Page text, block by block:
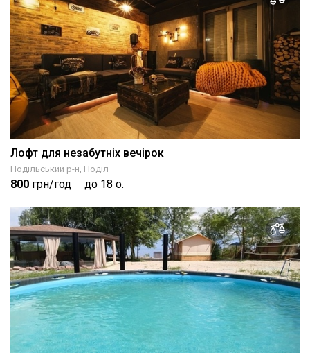
Лофт для незабутніх вечірок
Подільський р-н, Поділ
800 грн/год до 18 о.